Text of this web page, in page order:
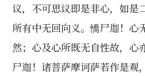
议，不可思议即是非心，如是
所有中无回向义。憍尸迦！心
然；心及心所既无自性故，心
尸迦！诸菩萨摩诃萨若作是观